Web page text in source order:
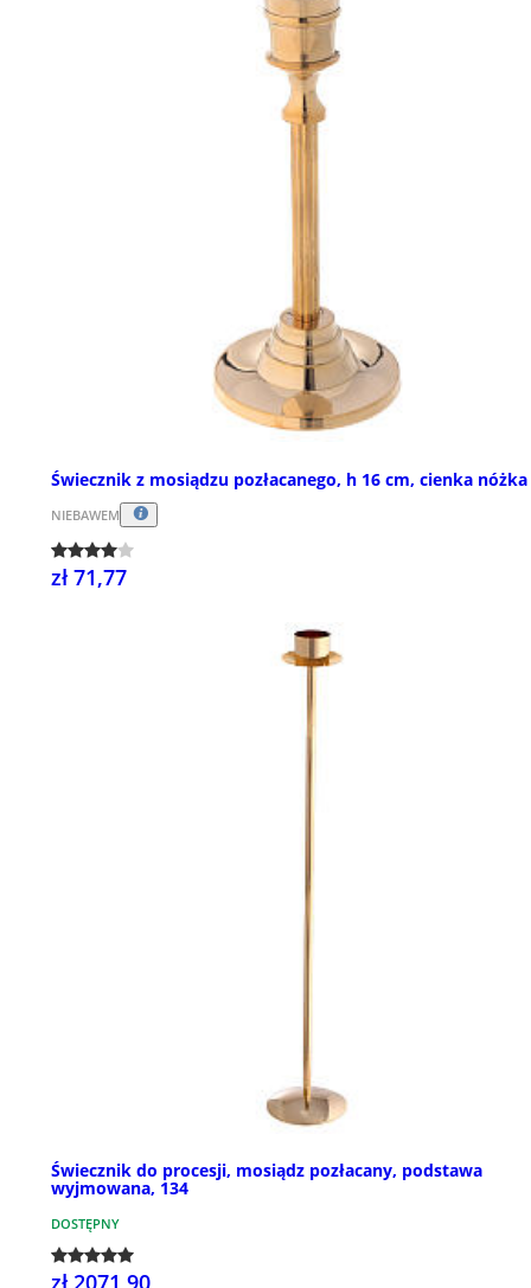
Świecznik z mosiądzu pozłacanego, h 16 cm, cienka nóżka
NIEBAWEM
zł 71,77
Świecznik do procesji, mosiądz pozłacany, podstawa
wyjmowana, 134
DOSTĘPNY
zł 2071,90